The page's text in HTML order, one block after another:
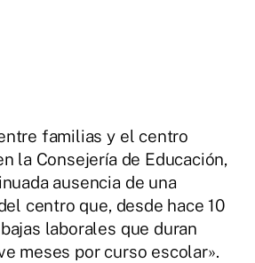
familias y el centro
la Consejería de Educación,
ausencia de una
centro que, desde hace 10
laborales que duran
meses por curso escolar».